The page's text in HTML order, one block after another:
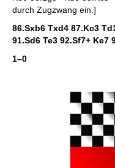
durch Zugzwang ein.]
86.Sxb6 Txd4 87.Kc3
91.Sd6 Te3 92.Sf7+ Ke7
1–0